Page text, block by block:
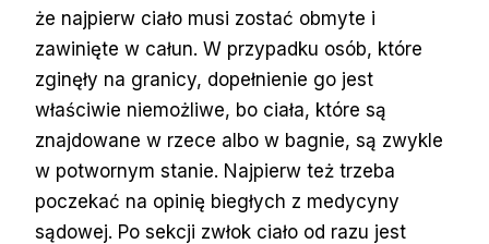
że najpierw ciało musi zostać obmyte i
zawinięte w całun. W przypadku osób, które
zginęły na granicy, dopełnienie go jest
właściwie niemożliwe, bo ciała, które są
znajdowane w rzece albo w bagnie, są zwykle
w potwornym stanie. Najpierw też trzeba
poczekać na opinię biegłych z medycyny
sądowej. Po sekcji zwłok ciało od razu jest